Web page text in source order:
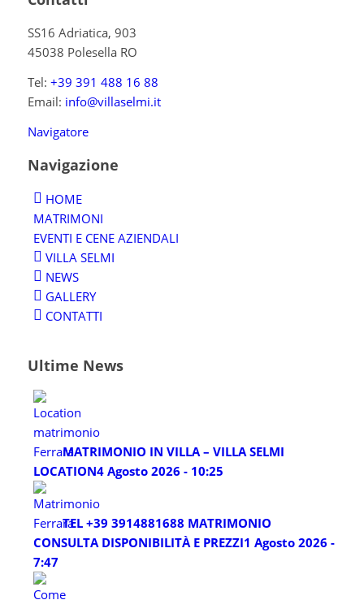
SS16 Adriatica, 903
45038 Polesella RO
Tel: +39 391 488 16 88
Email: info@villaselmi.it
Navigatore
Navigazione
HOME
MATRIMONI
EVENTI E CENE AZIENDALI
VILLA SELMI
NEWS
GALLERY
CONTATTI
Ultime News
MATRIMONIO IN VILLA – VILLA SELMI
LOCATION4 Agosto 2026 - 10:25
TEL +39 3914881688 MATRIMONIO
CONSULTA DISPONIBILITÀ E PREZZI1 Agosto 2026 -
7:47